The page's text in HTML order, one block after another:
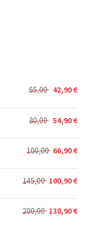
65,00
Le
prix
initial
était :
65,00 €.
42,90€
Le
prix
actuel
est :
42,90 €.
80,00
Le
prix
initial
était :
80,00 €.
54,90€
Le
prix
actuel
est :
54,90 €.
100,00
Le
prix
initial
était :
100,00 €.
66,90€
Le
prix
actuel
est :
66,90 €.
145,00
Le
prix
initial
était :
100,90€
Le
prix
actuel
est :
200,00
Le 138,90€
Le